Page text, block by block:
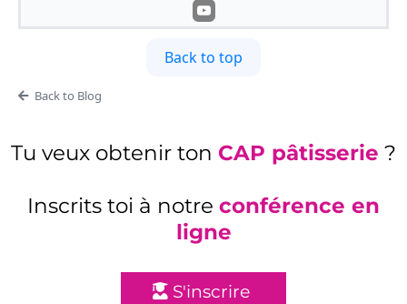
Back to top
Back to Blog
Tu veux obtenir ton CAP pâtisserie ?
Inscrits toi à notre conférence en
ligne
S'inscrire